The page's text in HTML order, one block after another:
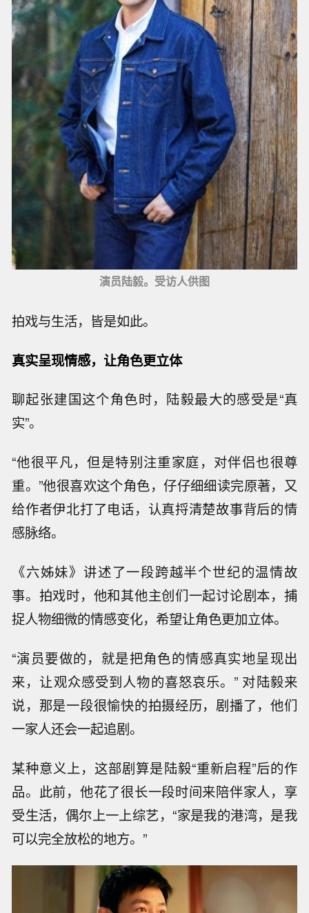
演员陆毅。受访人供图
拍戏与生活，皆是如此。
真实呈现情感，让角色更立体
聊起张建国这个角色时，陆毅最大的感受是“真
实”。
“他很平凡，但是特别注重家庭，对伴侣也很尊
重。”他很喜欢这个角色，仔仔细细读完原著，又
给作者伊北打了电话，认真捋清楚故事背后的情
感脉络。
《六姊妹》讲述了一段跨越半个世纪的温情故
事。拍戏时，他和其他主创们一起讨论剧本，捕
捉人物细微的情感变化，希望让角色更加立体。
“演员要做的，就是把角色的情感真实地呈现出
来，让观众感受到人物的喜怒哀乐。” 对陆毅来
说，那是一段很愉快的拍摄经历，剧播了，他们
一家人还会一起追剧。
某种意义上，这部剧算是陆毅“重新启程”后的作
品。此前，他花了很长一段时间来陪伴家人，享
受生活，偶尔上一上综艺，“家是我的港湾，是我
可以完全放松的地方。”